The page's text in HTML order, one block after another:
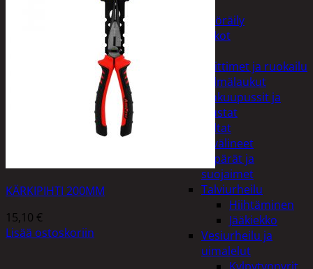
Polkupyöräily
Lukot
Keittimet ja ruokailu
Kylmälaukut
Makuupussit ja
alustat
Teltat
Urheiluvälineet
Kypärät ja
suojaimet
Talviurheilu
Hiihtäminen
Jääkiekko
Vesiurheilu ja
uimalelut
KÄRKIPIHTI 200MM
15,10 €
Lisää ostoskoriin